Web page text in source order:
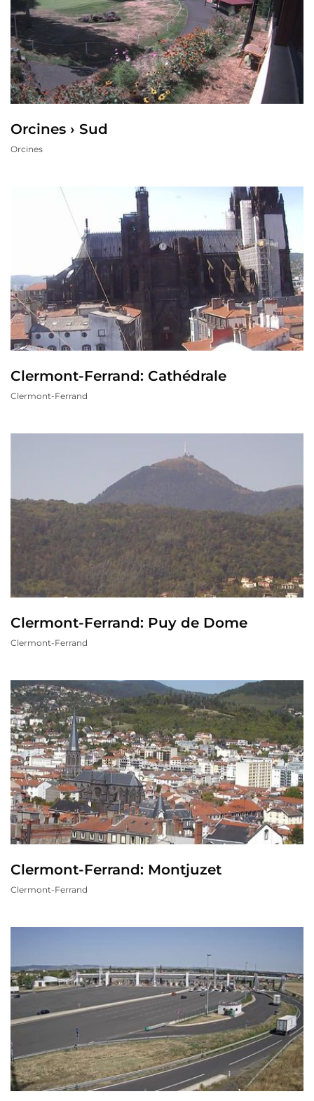
Orcines › Sud
Orcines
Clermont-Ferrand: Cathédrale
Clermont-Ferrand
Clermont-Ferrand: Puy de Dome
Clermont-Ferrand
Clermont-Ferrand: Montjuzet
Clermont-Ferrand